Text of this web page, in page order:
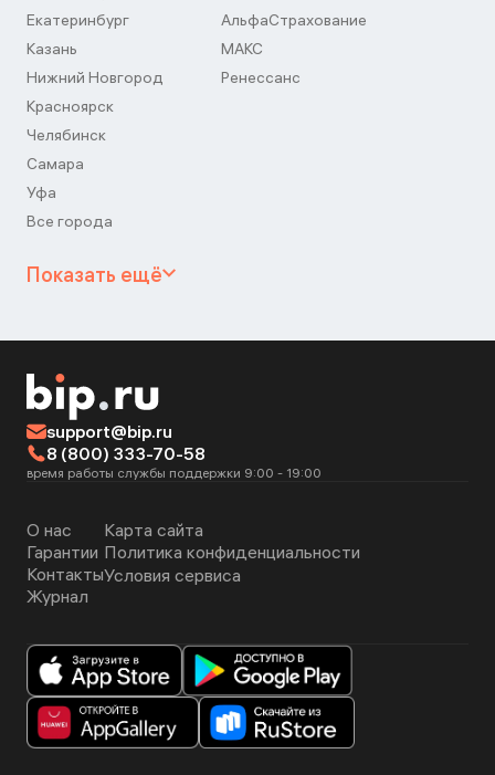
Екатеринбург
Казань
Нижний Новгород
Красноярск
Челябинск
Самара
Уфа
Все города
АльфаСтрахование
МАКС
Ренессанс
Показать ещё
support@bip.ru
8 (800) 333-70-58
время работы службы поддержки 9:00 - 19:00
О нас
Гарантии
Контакты
Журнал
Карта сайта
Политика конфиденциальности
Условия сервиса